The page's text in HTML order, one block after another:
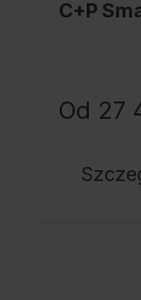
C+P
Od 27